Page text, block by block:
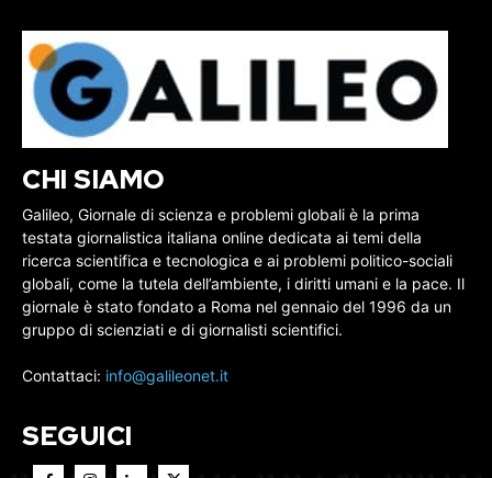
CHI SIAMO
Galileo, Giornale di scienza e problemi globali è la prima
testata giornalistica italiana online dedicata ai temi della
ricerca scientifica e tecnologica e ai problemi politico-sociali
globali, come la tutela dell’ambiente, i diritti umani e la pace. Il
giornale è stato fondato a Roma nel gennaio del 1996 da un
gruppo di scienziati e di giornalisti scientifici.
Contattaci: info@galileonet.it
SEGUICI